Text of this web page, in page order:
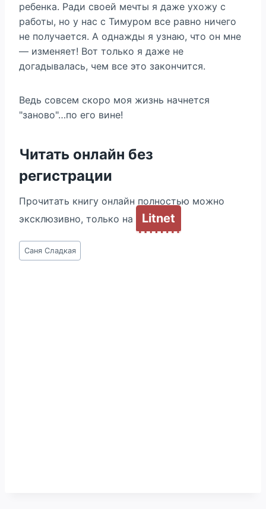
ребенка. Ради своей мечты я даже ухожу с
работы, но у нас с Тимуром все равно ничего
не получается. А однажды я узнаю, что он мне
— изменяет! Вот только я даже не
догадывалась, чем все это закончится.
Ведь совсем скоро моя жизнь начнется
"заново"…по его вине!
Читать онлайн без
регистрации
Прочитать книгу онлайн полностью можно
эксклюзивно, только на
Litnet
Метки
записи:
Саня Сладкая